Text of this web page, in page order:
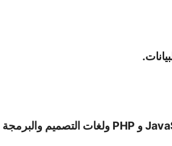
– لديه معرفة كاملة بما يلي: HTML و CSS و JavaScript و PHP ولغات التصميم والبرمجة